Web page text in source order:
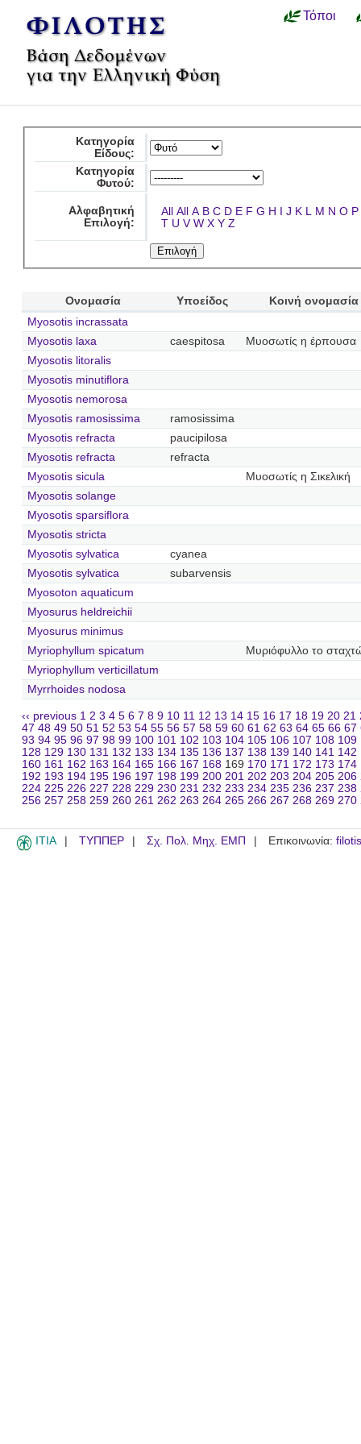
Τόποι
Κατηγορία
Είδους:
Κατηγορία
Φυτού:
Αλφαβητική
Επιλογή:
All All A B C D E F G H I J K L M N O P
T U V W X Y Z
Ονομασία Υποείδος
Κοινή ονομασία
Myosotis incrassata
Myosotis laxa
caespitosa
Μυοσωτίς η έρπουσα
Myosotis litoralis
Myosotis minutiflora
Myosotis nemorosa
Myosotis ramosissima
ramosissima
Myosotis refracta
paucipilosa
Myosotis refracta
refracta
Myosotis sicula
Μυοσωτίς η Σικελική
Myosotis solange
Myosotis sparsiflora
Myosotis stricta
Myosotis sylvatica
cyanea
Myosotis sylvatica
subarvensis
Myosoton aquaticum
Myosurus heldreichii
Myosurus minimus
Myriophyllum spicatum
Μυριόφυλλο το
Myriophyllum verticillatum
Myrrhoides nodosa
‹‹ previous 1 2 3 4 5 6 7 8 9 10 11 12 13 14 15 16 17 18 19 20 21
47 48 49 50 51 52 53 54 55 56 57 58 59 60 61 62 63 64 65 66 67
93 94 95 96 97 98 99 100 101 102 103 104 105 106 107 108 109
128 129 130 131 132 133 134 135 136 137 138 139 140 141 142
160 161 162 163 164 165 166 167 168 169 170 171 172 173 174
192 193 194 195 196 197 198 199 200 201 202 203 204 205 206
224 225 226 227 228 229 230 231 232 233 234 235 236 237 238
256 257 258 259 260 261 262 263 264 265 266 267 268 269 270
ITIA ΤΥΠΠΕΡ Σχ. Πολ. Μηχ. ΕΜΠ Επικοινωνία: